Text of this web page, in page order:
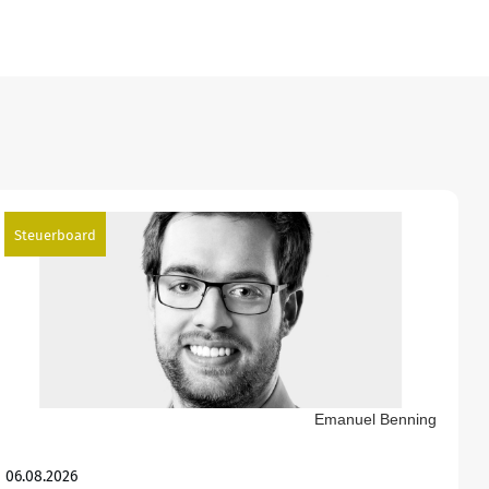
Steuerboard
Emanuel Benning
06.08.2026